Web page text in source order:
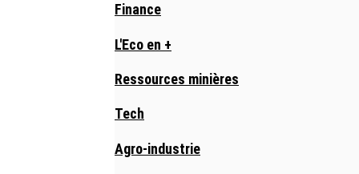
Finance
L'Eco en +
Ressources minières
Tech
Agro-industrie